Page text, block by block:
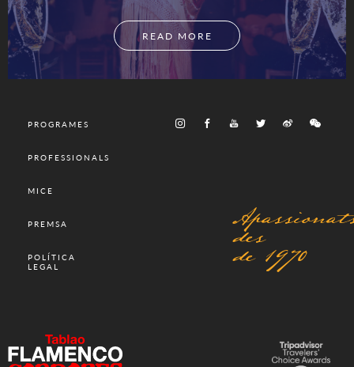
READ MORE
PROGRAMES
PROFESSIONALS
MICE
PREMSA
POLÍTICA
LEGAL
des
de 1970